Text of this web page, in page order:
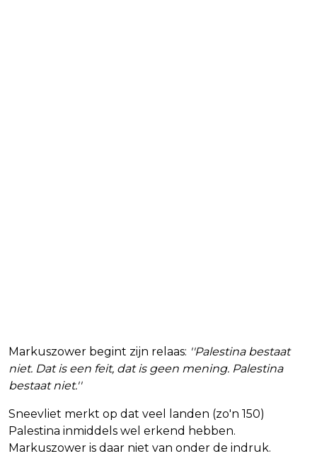
Markuszower begint zijn relaas: ''Palestina bestaat
niet. Dat is een feit, dat is geen mening. Palestina
bestaat niet.''
Sneevliet merkt op dat veel landen (zo'n 150)
Palestina inmiddels wel erkend hebben.
Markuszower is daar niet van onder de indruk.